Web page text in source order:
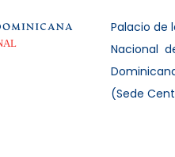
Palacio de
Nacional
(Sede